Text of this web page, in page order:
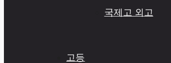
국제고 외고
고등